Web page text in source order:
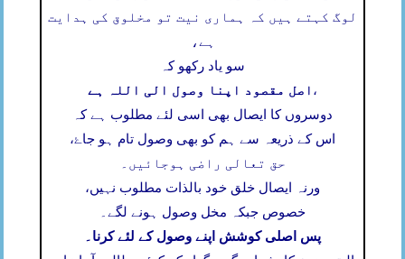
لوگ کہتے ہیں کہ ہماری نیت تو مخلوق کی ہدایت
ہے،
سو یاد رکھو کہ
اصل مقصود اپنا وصول الی اللہ ہے ،
دوسروں کا ایصال بھی اسی لئے مطلوب ہے کہ
اس کے ذریعہ سے ہم کو بھی وصول تام ہو جاۓ،
حق تعالی راضی ہوجائیں۔
ورنہ ایصال خلق خود بالذات مطلوب نہیں،
خصوص جبکہ مخل وصول ہونے لگے۔
پس اصلی کوشش اپنے وصول کے لئے کرنا۔